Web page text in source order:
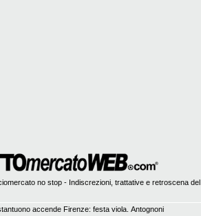
no stop - Indiscrezioni, trattative e retroscena del
accende Firenze: festa viola. Antognoni